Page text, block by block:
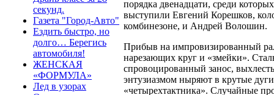
секунд.
Газета "Город-Авто"
Ездить быстро, но
долго… Берегись
автомобиля!
ЖЕНСКАЯ
«ФОРМУЛА»
Лед в узорах
порядка двенадцати, среди
выступили Евгений Корешков,
комбинезоне, и Андрей Волошин.
Прибыв на импровизированный
нарезающих круг и «змейки».
спровоцированный занос,
энтузиазмом ныряют в крутые
«четырехтактника». Случайные